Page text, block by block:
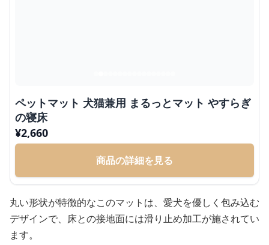
ペットマット 犬猫兼用 まるっとマット やすらぎ
の寝床
¥2,660
商品の詳細を見る
丸い形状が特徴的なこのマットは、愛犬を優しく包み込む
デザインで、床との接地面には滑り止め加工が施されてい
ます。